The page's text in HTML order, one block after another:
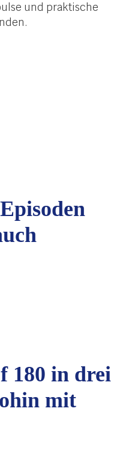
und praktische
180 in drei
mit